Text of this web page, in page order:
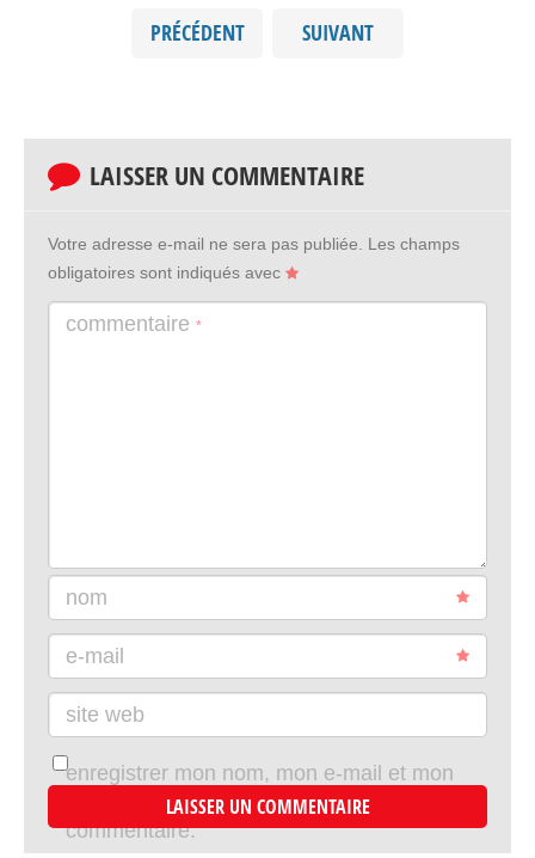
PRÉCÉDENT SUIVANT
LAISSER UN COMMENTAIRE
Votre adresse e-mail ne sera pas publiée.
Les champs
obligatoires sont indiqués avec
commentaire *
nom
e-mail
site web
enregistrer mon nom, mon e-mail et mon
site dans le navigateur pour mon prochain
commentaire.